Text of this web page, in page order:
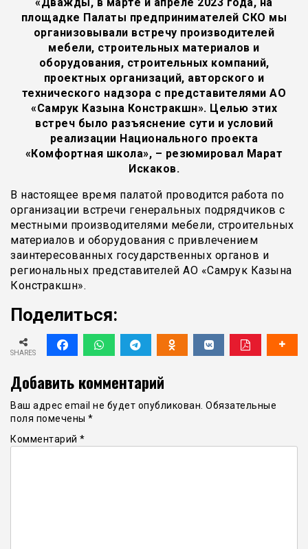
площадке Палаты предпринимателей СКО мы
организовывали встречу производителей
мебели, строительных материалов и
оборудования, строительных компаний,
проектных организаций, авторского и
технического надзора с представителями АО
«Самрук Казына Констракшн». Целью этих
встреч было разъяснение сути и условий
реализации Национального проекта
«Комфортная школа», – резюмировал Марат
Искаков.
В настоящее время палатой проводится работа по
организации встречи генеральных подрядчиков с
местными производителями мебели, строительных
материалов и оборудования с привлечением
заинтересованных государственных органов и
региональных представителей АО «Самрук Казына
Констракшн».
Поделиться:
SHARES
Добавить комментарий
Ваш адрес email не будет опубликован. Обязательные
поля помечены *
Комментарий *